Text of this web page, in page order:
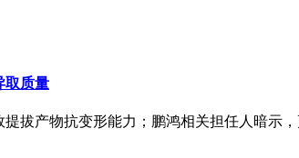
取质量
拔产物抗变形能力；鹏鸿相关担任人暗示